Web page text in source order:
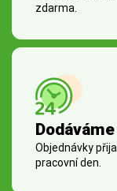
zdarma.
Objednávky
pracovní den.